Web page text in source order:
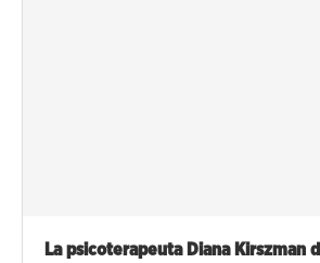
La psicoterapeuta Diana Kirszman